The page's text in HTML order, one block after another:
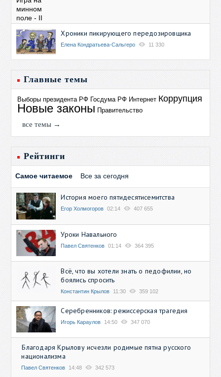
Хроники пикирующего передозировщика
Елена Кондратьева-Сальгеро 11 330
Главные темы
Выборы президента РФ Госдума РФ Интернет Коррупция
Новые законы Правительство
все темы →
Рейтинги
Самое читаемое Все за сегодня
История моего пятидесятисемитства
Егор Холмогоров 02:14 407 655
Уроки Навального
Павел Святенков 01:14 364 395
Всё, что вы хотели знать о педофилии, но
боялись спросить
Константин Крылов 11:30 359 102
Серебренников: режиссерская трагедия
Игорь Караулов 14:50 347 070
Благодаря Крылову исчезли родимые пятна русского
национализма
Павел Святенков 14:48 342 573